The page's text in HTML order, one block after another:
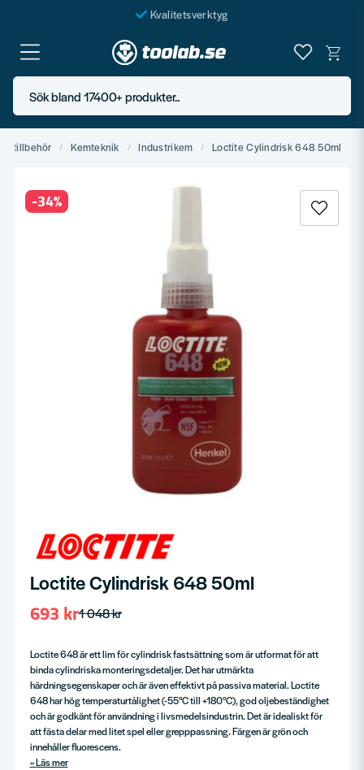
Kvalitetsverktyg
Fraktfritt över 999 SEK*
En järnhandel för alla
Butik i Göteborg
Sök bland 17400+ produkter..
Kemteknik Industrikem Loctite Cylindrisk 648 50ml
-34%
Loctite Cylindrisk 648 50ml
1 048 kr
693 kr
Loctite 648 är ett lim för cylindrisk fastsättning som är utformat för att
binda cylindriska monteringsdetaljer. Det har utmärkta
härdningsegenskaper och är även effektivt på passiva material. Loctite
648 har hög temperaturtålighet (-55°C till +180°C), god oljebeständighet
och är godkänt för användning i livsmedelsindustrin. Det är idealiskt för
att fästa delar med litet spel eller grepppassning. Färgen är grön och
innehåller fluorescens.
Läs mer